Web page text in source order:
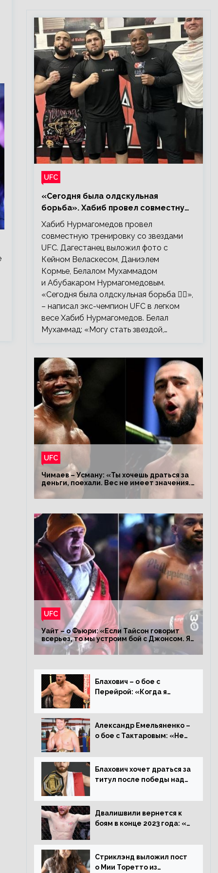
UFC
«Сегодня была олдскульная
борьба». Хабиб провел совместную
тренировку со звездами UFC
Хабиб Нурмагомедов провел
совместную тренировку со звездами
UFC. Дагестанец выложил фото с
Кейном Веласкесом, Даниэлем
Кормье, Белалом Мухаммадом
и Абубакаром Нурмагомедовым.
«Сегодня была олдскульная борьба 🤼‍♂️»,
– написал экс-чемпион UFC в легком
весе Хабиб Нурмагомедов. Белал
Мухаммад: «Могу стать звездой,…
UFC
Чимаев – Усману: «Ты хочешь драться за
деньги, поехали. Вес не имеет значения.
Я – король»
UFC
Уайт – о Фьюри: «Если Тайсон говорит
всерьез, то мы устроим бой с Джонсом. Я
заставил Флойда Мейвезера драться с
Конором»
Блахович – о бое с
Перейрой: «Когда я
93 кг, захотел драться с
ним»
Александр Емельяненко –
о бое с Тактаровым: «Нет,
Блахович хочет драться за
титул после победы над
счастлив увезти пояс в
Польшу»
Двалишвили вернется к
боям в конце 2023 года: «Я
месяца»
Стриклэнд выложил пост
о Мии Торетто из